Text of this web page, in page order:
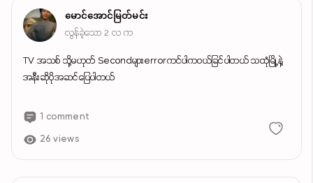
မောင်အောင်မြတ်မင်း
လွန်ခဲ့သော 2 လ က
TV အသစ် သို့မဟုတ် Secondများerrorကင်ပါကဝယ်ခြင်ပါတယ် သထုံမြို့နဲ့
အနီးဆိုပိုအဆင်ပြေပါတယ်
1 comment
26 views